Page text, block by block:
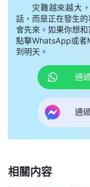
神，這就是禱讀神
揣摩神的話，就容
前，靈生活也會越
三、注重結
靈生活要達到
會結合自己的實際
神的話説：「
你吃
就是在實際經歷中
在這方面下功夫，
有路可行，也不感
灾難越來越大
話，而是正在發生
會先來。如果你想
點擊WhatsApp或者
到明天。
通
通
相關内容